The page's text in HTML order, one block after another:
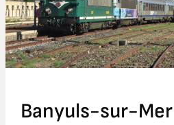
Banyuls-sur-
13
octobre
2024
avec
25660